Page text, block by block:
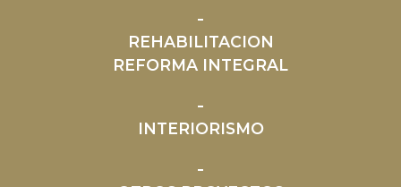
REHABILITACION
REFORMA INTEGRAL
INTERIORISMO